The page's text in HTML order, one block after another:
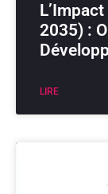
2035) :
LIRE